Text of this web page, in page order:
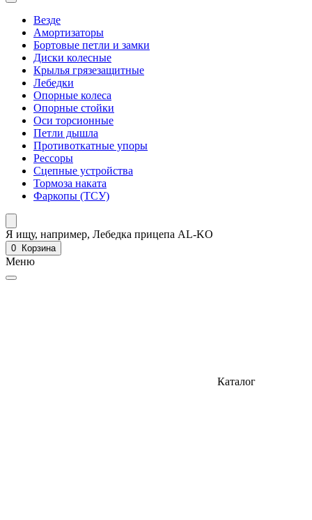
Везде
Амортизаторы
Бортовые петли и замки
Диски колесные
Крылья грязезащитные
Лебедки
Опорные колеса
Опорные стойки
Оси торсионные
Петли дышла
Противоткатные упоры
Рессоры
Сцепные устройства
Тормоза наката
Фаркопы (ТСУ)
Я ищу, например, Лебедка прицепа AL-KO
0 Корзина
Меню
Каталог